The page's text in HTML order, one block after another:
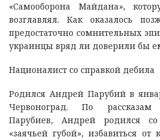
«Самооборона Майдана»,
возглавлял. Как оказалось
предостаточно сомнительных
украинцы вряд ли доверили бы
Националист со справкой дебила
Родился Андрей Парубий в
Червоноград. По рассказам
Парубиев, Андрей родился
«заячьей губой», избавиться